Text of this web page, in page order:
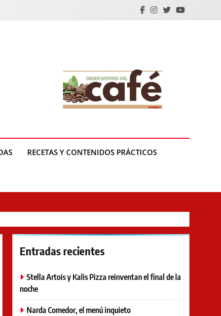
RECETAS Y CONTENIDOS PRÁCTICOS
Entradas recientes
Stella Artois y Kalis Pizza reinventan el final de la
noche
Narda Comedor, el menú inquieto